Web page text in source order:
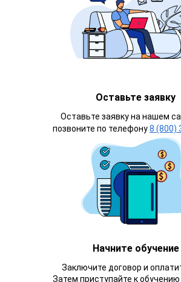
Оставьте заявку
Оставьте заявку на нашем
позвоните по телефону8 (800)
Начните обучение
Заключите договор и
Затем приступайте к